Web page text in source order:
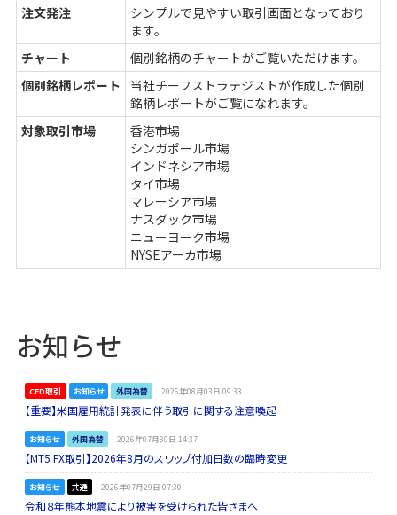
注文発注
シンプルで見やすい取引画面となっており
ます。
チャート
個別銘柄のチャートがご覧いただけます。
個別銘柄レポート
当社チーフストラテジストが作成した個別
銘柄レポートがご覧になれます。
対象取引市場
香港市場
シンガポール市場
インドネシア市場
タイ市場
マレーシア市場
ナスダック市場
ニューヨーク市場
NYSEアーカ市場
お知らせ
CFD取引 お知らせ 外国為替 2026年08月03日 09:33
【重要】米国雇用統計発表に伴う取引に関する注意喚起
お知らせ 外国為替 2026年07月30日 14:37
【MT5 FX取引】2026年8月のスワップ付加日数の臨時変更
お知らせ 共通 2026年07月29日 07:30
令和８年熊本地震により被害を受けられた皆さまへ